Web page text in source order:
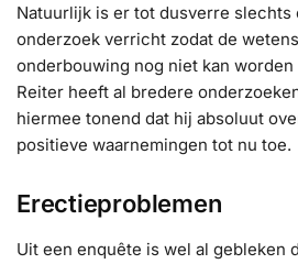
Natuurlijk is er tot dusverre slechts
onderzoek verricht zodat de
onderbouwing nog niet kan worden
Reiter heeft al bredere
hiermee tonend dat hij absoluut
positieve waarnemingen tot nu toe.
Erectieproblemen
Uit een enquête is wel al gebleken